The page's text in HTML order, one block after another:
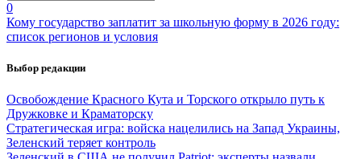
0
Кому государство заплатит за школьную форму в 2026 году:
список регионов и условия
Выбор редакции
Освобождение Красного Кута и Торского открыло путь к
Дружковке и Краматорску
Стратегическая игра: войска нацелились на Запад Украины,
Зеленский теряет контроль